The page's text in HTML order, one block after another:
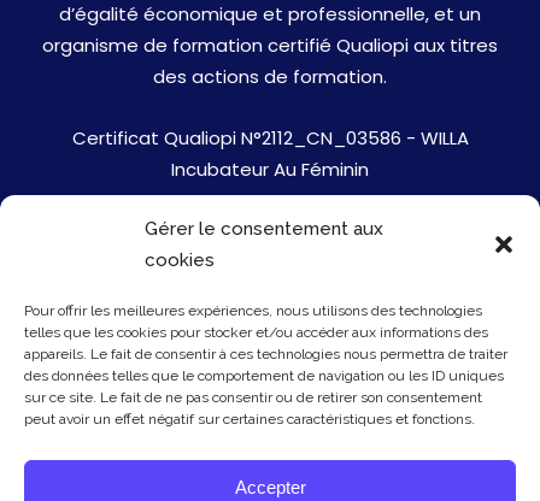
Gérer le consentement aux
cookies
Pour offrir les meilleures expériences, nous utilisons des technologies
telles que les cookies pour stocker et/ou accéder aux informations des
appareils. Le fait de consentir à ces technologies nous permettra de traiter
des données telles que le comportement de navigation ou les ID uniques
sur ce site. Le fait de ne pas consentir ou de retirer son consentement
peut avoir un effet négatif sur certaines caractéristiques et fonctions.
Accepter
d’égalité économique et professionnelle, et un
organisme de formation certifié Qualiopi aux titres
des actions de formation.
Certificat Qualiopi N°2112_CN_03586 - WILLA
Incubateur Au Féminin
Jobs
Mentions Légales
Politique de cookies
Presse